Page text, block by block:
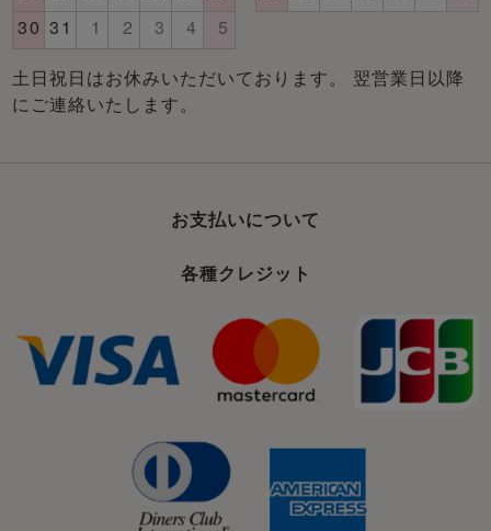
土日祝日はお休みいただいております。 翌営業日以降
にご連絡いたします。
お支払いについて
各種クレジット